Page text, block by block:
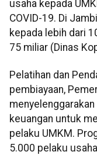
usaha kepada
COVID-19. Di
kepada lebih dari
75 miliar (Dinas
Pelatihan dan
pembiayaan,
keuangan untuk
pelaku UMKM.
5.000 pelaku